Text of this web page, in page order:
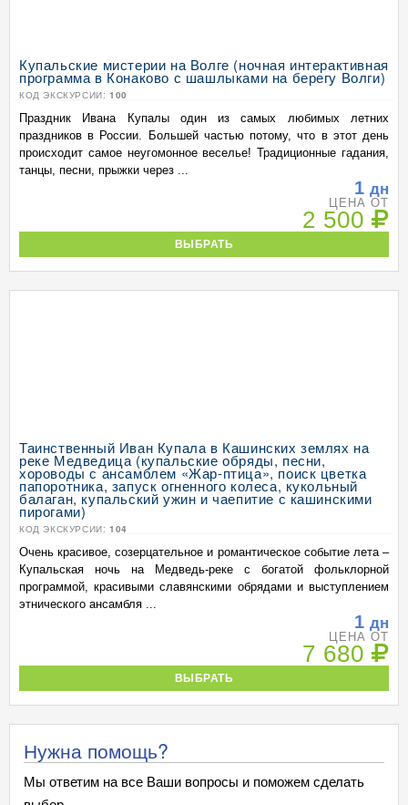
Купальские мистерии на Волге (ночная интерактивная
программа в Конаково с шашлыками на берегу Волги)
КОД ЭКСКУРСИИ: 100
Праздник Ивана Купалы один из самых любимых летних
праздников в России. Большей частью потому, что в этот день
происходит самое неугомонное веселье! Традиционные гадания,
танцы, песни, прыжки через ...
1 дн
ЦЕНА ОТ
2 500
ВЫБРАТЬ
Таинственный Иван Купала в Кашинских землях на
реке Медведица (купальские обряды, песни,
хороводы с ансамблем «Жар-птица», поиск цветка
папоротника, запуск огненного колеса, кукольный
балаган, купальский ужин и чаепитие с кашинскими
пирогами)
КОД ЭКСКУРСИИ: 104
Очень красивое, созерцательное и романтическое событие лета –
Купальская ночь на Медведь-реке с богатой фольклорной
программой, красивыми славянскими обрядами и выступлением
этнического ансамбля ...
1 дн
ЦЕНА ОТ
7 680
ВЫБРАТЬ
Нужна помощь?
Мы ответим на все Ваши вопросы и поможем сделать